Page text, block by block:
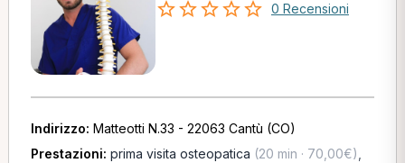
0 Recensioni
Indirizzo: Matteotti N.33 - 22063 Cantù (CO)
Prestazioni: prima visita osteopatica (20 min · 70,00€)